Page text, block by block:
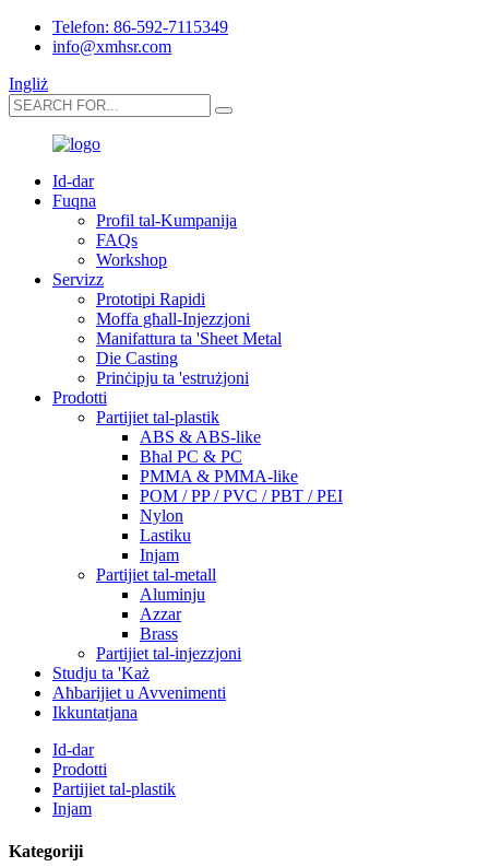
Telefon: 86-592-7115349
info@xmhsr.com
Ingliż
Id-dar
Fuqna
Profil tal-Kumpanija
FAQs
Workshop
Servizz
Prototipi Rapidi
Moffa għall-Injezzjoni
Manifattura ta 'Sheet Metal
Die Casting
Prinċipju ta 'estrużjoni
Prodotti
Partijiet tal-plastik
ABS & ABS-like
Bħal PC & PC
PMMA & PMMA-like
POM / PP / PVC / PBT / PEI
Nylon
Lastiku
Injam
Partijiet tal-metall
Aluminju
Azzar
Brass
Partijiet tal-injezzjoni
Studju ta 'Każ
Aħbarijiet u Avvenimenti
Ikkuntatjana
Id-dar
Prodotti
Partijiet tal-plastik
Injam
Kategoriji